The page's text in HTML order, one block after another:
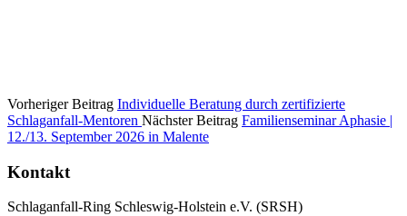
Vorheriger Beitrag Individuelle Beratung durch zertifizierte
Schlaganfall-Mentoren Nächster Beitrag Familienseminar Aphasie |
12./13. September 2026 in Malente
Kontakt
Schlaganfall-Ring Schleswig-Holstein e.V. (SRSH)